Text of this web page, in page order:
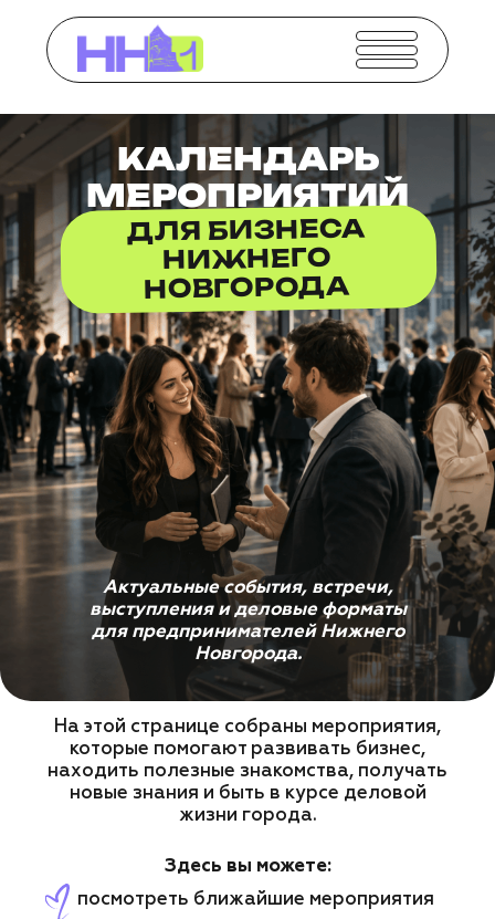
КАЛЕНДАРЬ
МЕРОПРИЯТИЙ
ДЛЯ БИЗНЕСА
НИЖНЕГО
НОВГОРОДА
Здесь вы можете:
Актуальные события, встречи,
выступления и деловые форматы
для предпринимателей Нижнего
Новгорода.
На этой странице собраны мероприятия,
которые помогают развивать бизнес,
находить полезные знакомства, получать
новые знания и быть в курсе деловой
жизни города.
посмотреть ближайшие мероприятия
ознакомиться с программой
и форматом участия
записаться на мероприятие
через форму портала
февраль
июнь
июль
август